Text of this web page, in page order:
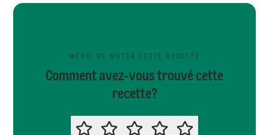
MERCI DE NOTER CETTE RECETTE
Comment avez-vous trouvé cette
recette?
MERCI DE NOTER CETTE RECETTE